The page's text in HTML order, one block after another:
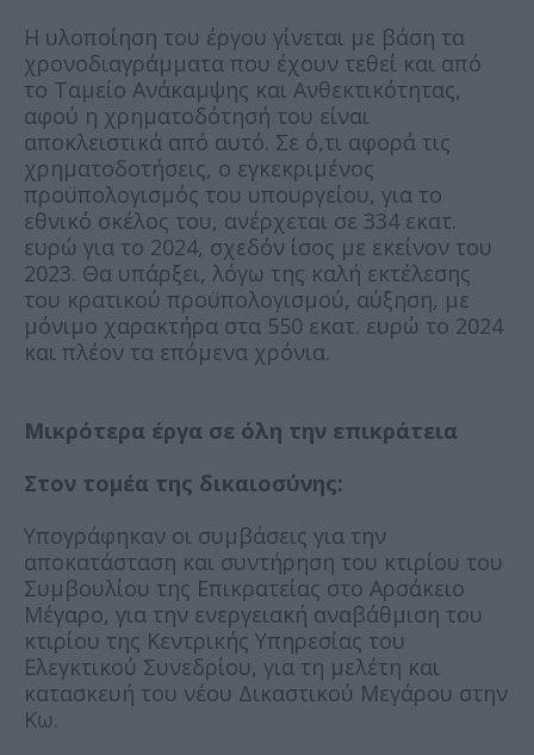
Η υλοποίηση του έργου γίνεται με βάση τα
χρονοδιαγράμματα που έχουν τεθεί και από
το Ταμείο Ανάκαμψης και Ανθεκτικότητας,
αφού η χρηματοδότησή του είναι
αποκλειστικά από αυτό. Σε ό,τι αφορά τις
χρηματοδοτήσεις, ο εγκεκριμένος
προϋπολογισμός του υπουργείου, για το
εθνικό σκέλος του, ανέρχεται σε 334 εκατ.
ευρώ για το 2024, σχεδόν ίσος με εκείνον του
2023. Θα υπάρξει, λόγω της καλή εκτέλεσης
του κρατικού προϋπολογισμού, αύξηση, με
μόνιμο χαρακτήρα στα 550 εκατ. ευρώ το 2024
και πλέον τα επόμενα χρόνια.
Μικρότερα έργα σε όλη την επικράτεια
Στον τομέα της δικαιοσύνης:
Υπογράφηκαν οι συμβάσεις για την
αποκατάσταση και συντήρηση του κτιρίου του
Συμβουλίου της Επικρατείας στο Αρσάκειο
Μέγαρο, για την ενεργειακή αναβάθμιση του
κτιρίου της Κεντρικής Υπηρεσίας του
Ελεγκτικού Συνεδρίου, για τη μελέτη και
κατασκευή του νέου Δικαστικού Μεγάρου στην
Κω.